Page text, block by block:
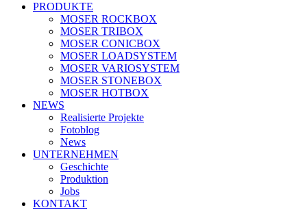
PRODUKTE
MOSER ROCKBOX
MOSER TRIBOX
MOSER CONICBOX
MOSER LOADSYSTEM
MOSER VARIOSYSTEM
MOSER STONEBOX
MOSER HOTBOX
NEWS
Realisierte Projekte
Fotoblog
News
UNTERNEHMEN
Geschichte
Produktion
Jobs
KONTAKT